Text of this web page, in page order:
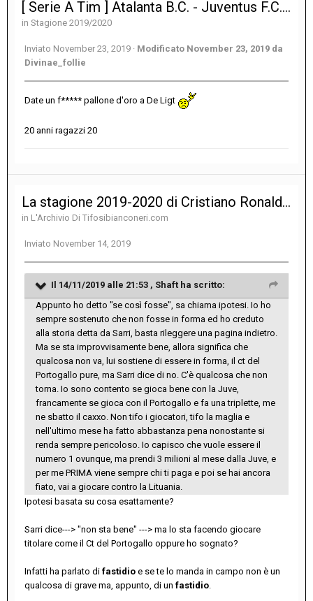
[ Serie A Tim ] Atalanta B.C. - Juventus F.C. 1-3
in Stagione 2019/2020
Inviato November 23, 2019 · Modificato November 23, 2019 da
Divinae_follie
Date un f***** pallone d'oro a De Ligt
20 anni ragazzi 20
La stagione 2019-2020 di Cristiano Ronaldo alla Juventus
in L'Archivio Di Tifosibianconeri.com
Inviato November 14, 2019
Il 14/11/2019 alle 21:53 , Shaft ha scritto:
Appunto ho detto "se così fosse", sa chiama ipotesi. Io ho
sempre sostenuto che non fosse in forma ed ho creduto
alla storia detta da Sarri, basta rileggere una pagina indietro.
Ma se sta improvvisamente bene, allora significa che
qualcosa non va, lui sostiene di essere in forma, il ct del
Portogallo pure, ma Sarri dice di no. C'è qualcosa che non
torna. Io sono contento se gioca bene con la Juve,
francamente se gioca con il Portogallo e fa una triplette, me
ne sbatto il caxxo. Non tifo i giocatori, tifo la maglia e
nell'ultimo mese ha fatto abbastanza pena nonostante si
renda sempre pericoloso. Io capisco che vuole essere il
numero 1 ovunque, ma prendi 3 milioni al mese dalla Juve, e
per me PRIMA viene sempre chi ti paga e poi se hai ancora
fiato, vai a giocare contro la Lituania.
Ipotesi basata su cosa esattamente?
Sarri dice---> "non sta bene" ---> ma lo sta facendo giocare
titolare come il Ct del Portogallo oppure ho sognato?
Infatti ha parlato di fastidio e se te lo manda in campo non è un
qualcosa di grave ma, appunto, di un fastidio